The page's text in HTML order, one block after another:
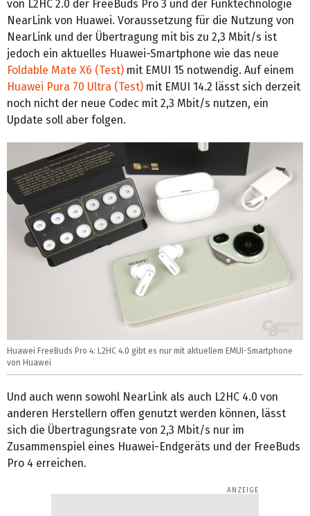
von L2HC 2.0 der FreeBuds Pro 3 und der Funktechnologie
NearLink von Huawei. Voraussetzung für die Nutzung von
NearLink und der Übertragung mit bis zu 2,3 Mbit/s ist
jedoch ein aktuelles Huawei-Smartphone wie das neue
Foldable Mate X6 (Test) mit EMUI 15 notwendig. Auf einem
Huawei Pura 70 Ultra (Test) mit EMUI 14.2 lässt sich derzeit
noch nicht der neue Codec mit 2,3 Mbit/s nutzen, ein
Update soll aber folgen.
Huawei FreeBuds Pro 4: L2HC 4.0 gibt es nur mit aktuellem EMUI-Smartphone
von Huawei
Und auch wenn sowohl NearLink als auch L2HC 4.0 von
anderen Herstellern offen genutzt werden können, lässt
sich die Übertragungsrate von 2,3 Mbit/s nur im
Zusammenspiel eines Huawei-Endgeräts und der FreeBuds
Pro 4 erreichen.